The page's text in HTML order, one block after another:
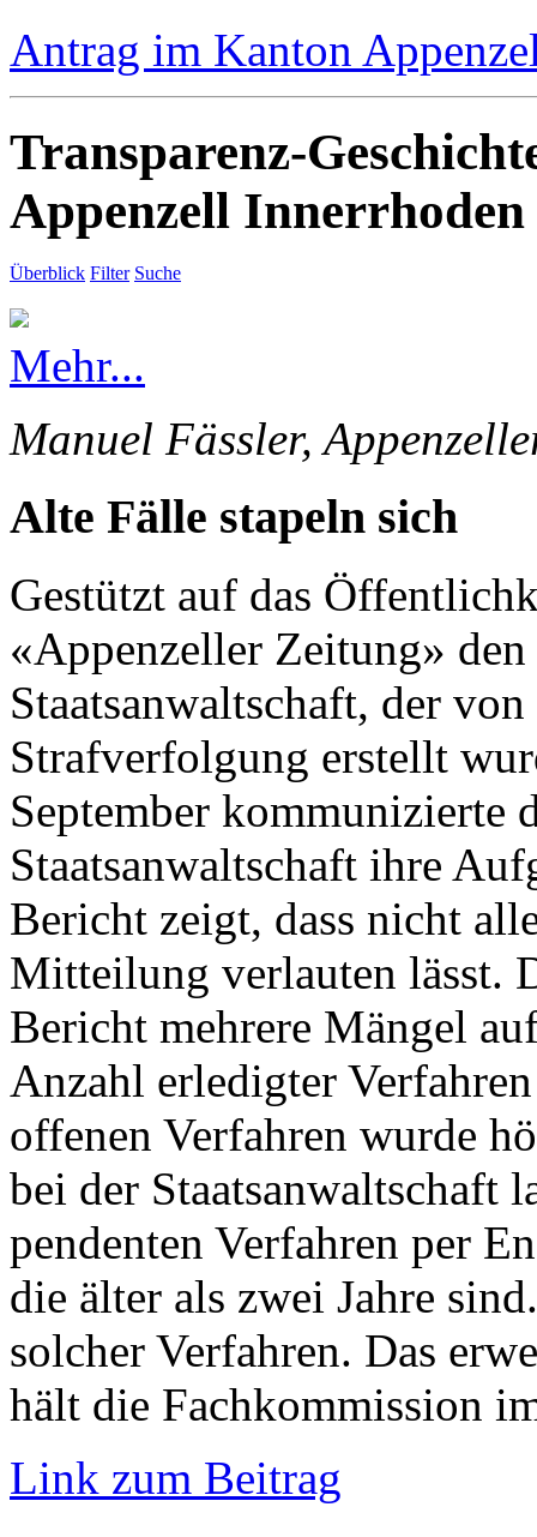
Antrag im Kanton
Transparenz-
Appenzell Innerrhoden
Überblick Filter Suche
Mehr...
Manuel Fässler,
Alte Fälle stapeln sich
Gestützt auf das
«Appenzeller Zeitung»
Staatsanwaltschaft, der
Strafverfolgung erstellt
September kommunizierte
Staatsanwaltschaft ihre
Bericht zeigt, dass nicht
Mitteilung verlauten lässt.
Bericht mehrere Mängel
Anzahl erledigter
offenen Verfahren wurde
bei der Staatsanwaltschaft
pendenten Verfahren per
die älter als zwei Jahre
solcher Verfahren. Das
hält die Fachkommission
Link zum Beitrag